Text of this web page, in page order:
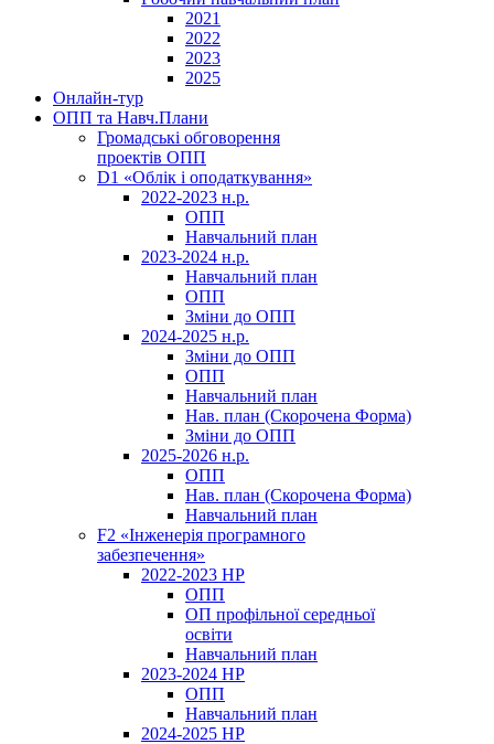
2021
2022
2023
2025
Онлайн-тур
ОПП та Навч.Плани
Громадські обговорення
проектів ОПП
D1 «Облік і оподаткування»
2022-2023 н.р.
ОПП
Навчальний план
2023-2024 н.р.
Навчальний план
ОПП
Зміни до ОПП
2024-2025 н.р.
Зміни до ОПП
ОПП
Навчальний план
Нав. план (Скорочена Форма)
Зміни до ОПП
2025-2026 н.р.
ОПП
Нав. план (Скорочена Форма)
Навчальний план
F2 «Інженерія програмного
забезпечення»
2022-2023 НР
ОПП
ОП профільної середньої
освіти
Навчальний план
2023-2024 НР
ОПП
Навчальний план
2024-2025 НР